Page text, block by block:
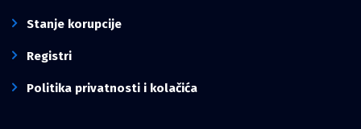
Stanje korupcije
Registri
Politika privatnosti i kolačića